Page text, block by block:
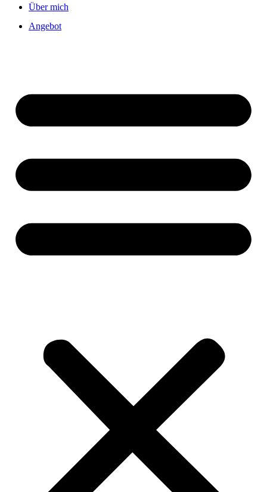
Über mich
Angebot